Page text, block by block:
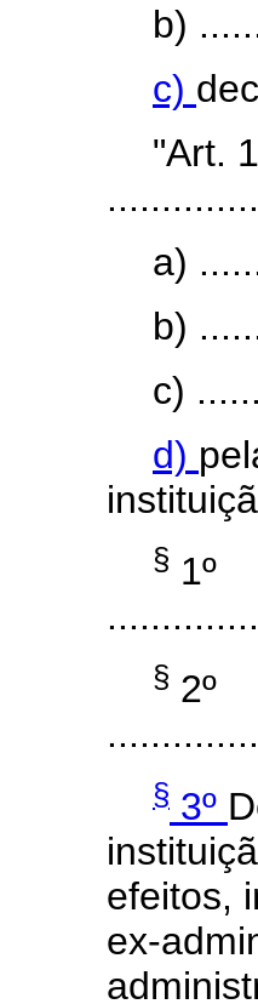
b)
c)
"Art.
a)
b)
c)
d)
§ 1º
§ 2º
§ 3º
efeitos,
ex-